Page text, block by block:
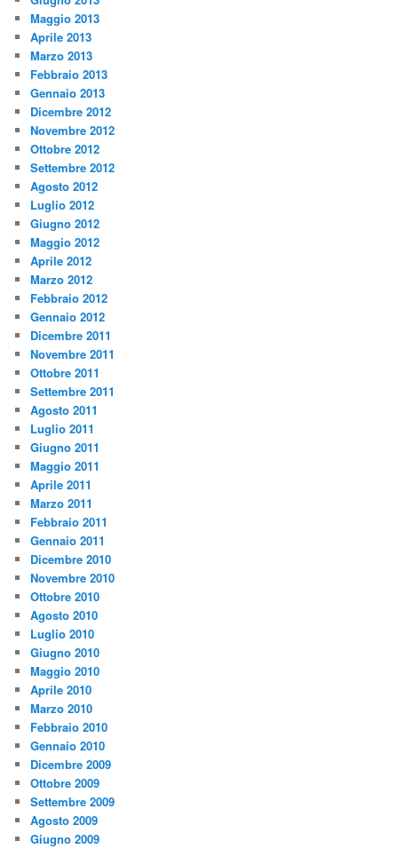
Maggio 2013
Aprile 2013
Marzo 2013
Febbraio 2013
Gennaio 2013
Dicembre 2012
Novembre 2012
Ottobre 2012
Settembre 2012
Agosto 2012
Luglio 2012
Giugno 2012
Maggio 2012
Aprile 2012
Marzo 2012
Febbraio 2012
Gennaio 2012
Dicembre 2011
Novembre 2011
Ottobre 2011
Settembre 2011
Agosto 2011
Luglio 2011
Giugno 2011
Maggio 2011
Aprile 2011
Marzo 2011
Febbraio 2011
Gennaio 2011
Dicembre 2010
Novembre 2010
Ottobre 2010
Agosto 2010
Luglio 2010
Giugno 2010
Maggio 2010
Aprile 2010
Marzo 2010
Febbraio 2010
Gennaio 2010
Dicembre 2009
Ottobre 2009
Settembre 2009
Agosto 2009
Giugno 2009